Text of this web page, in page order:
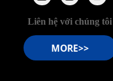
Liên hệ với chúng tôi
MORE>>